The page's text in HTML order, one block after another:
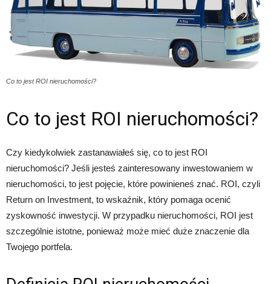
Co to jest ROI nieruchomości?
Co to jest ROI nieruchomości?
Czy kiedykolwiek zastanawiałeś się, co to jest ROI
nieruchomości? Jeśli jesteś zainteresowany inwestowaniem w
nieruchomości, to jest pojęcie, które powinieneś znać. ROI, czyli
Return on Investment, to wskaźnik, który pomaga ocenić
zyskowność inwestycji. W przypadku nieruchomości, ROI jest
szczególnie istotne, ponieważ może mieć duże znaczenie dla
Twojego portfela.